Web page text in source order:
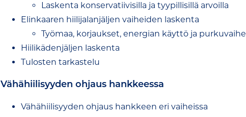
Laskenta konservatiivisilla ja tyypillisillä arvoilla
Elinkaaren hiilijalanjäljen vaiheiden laskenta
Työmaa, korjaukset, energian käyttö ja purkuvaihe
Hiilikädenjäljen laskenta
Tulosten tarkastelu
Vähähiilisyyden ohjaus hankkeessa
Vähähiilisyyden ohjaus hankkeen eri vaiheissa